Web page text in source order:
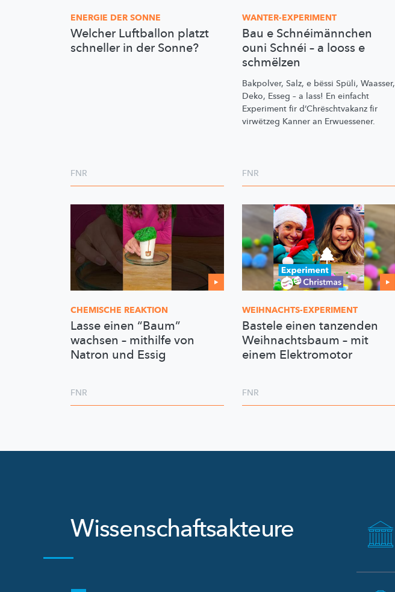
ENERGIE DER SONNE
Welcher Luftballon platzt
schneller in der Sonne?
FNR
WANTER-EXPERIMENT
Bau e Schnéimännchen
ouni Schnéi – a looss e
schmëlzen
Bakpolver, Salz, e bëssi Spüli, Waasser,
Deko, Esseg – a lass! En einfacht
Experiment fir d’Chrëschtvakanz fir
virwëtzeg Kanner an Erwuessener.
FNR
CHEMISCHE REAKTION
Lasse einen “Baum”
wachsen – mithilfe von
Natron und Essig
FNR
WEIHNACHTS-EXPERIMENT
Bastele einen tanzenden
Weihnachtsbaum – mit
einem Elektromotor
FNR
Wissenschaftsakteure